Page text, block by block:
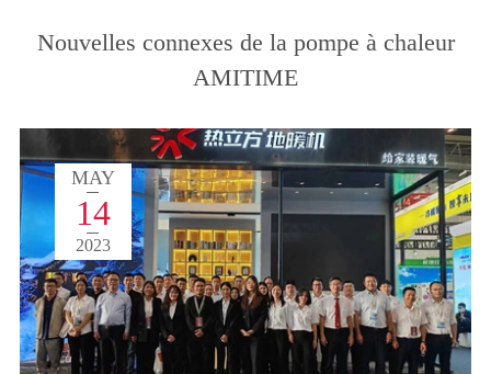
Nouvelles connexes de la pompe à chaleur
AMITIME
MAY
14
2023